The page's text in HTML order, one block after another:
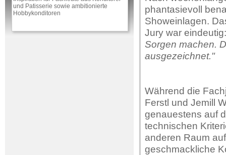
und Patisserie sowie ambitionierte
Hobbykonditoren
phantasievoll
Showeinlagen.
Jury war
Sorgen machen.
ausgezeichnet."
Während die
Ferstl und Jemill
genauestens auf
technischen
anderen Raum
geschmackliche